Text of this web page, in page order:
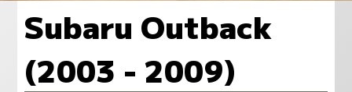
Subaru Outback
(2003 - 2009)